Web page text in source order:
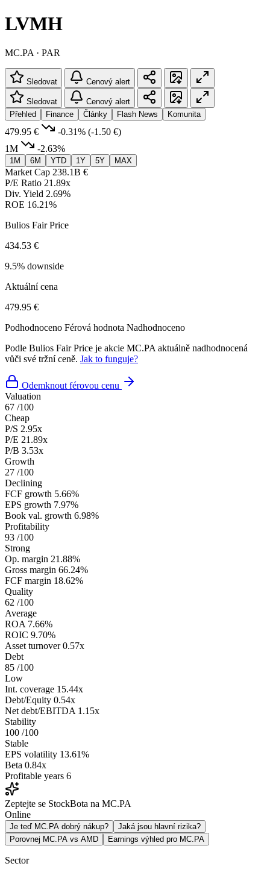
LVMH
MC.PA · PAR
Sledovat Cenový alert
Sledovat
Cenový alert
Přehled
Finance Články Flash News Komunita
479.95 € -0.31% (-1.50 €)
1M
-2.63%
1M 6M YTD 1Y 5Y MAX
Market Cap 238.1B €
P/E Ratio 21.89x
Div. Yield 2.69%
ROE 16.21%
Bulios Fair Price
434.53 €
9.5% downside
Aktuální cena
479.95 €
Podhodnoceno Férová hodnota Nadhodnoceno
Podle Bulios Fair Price je akcie MC.PA aktuálně nadhodnocená
vůči své tržní ceně. Jak to funguje?
Odemknout férovou cenu
Valuation
67 /100
Cheap
P/S 2.95x
P/E 21.89x
P/B 3.53x
Growth
27 /100
Declining
FCF growth 5.66%
EPS growth 7.97%
Book val. growth 6.98%
Profitability
93 /100
Strong
Op. margin 21.88%
Gross margin 66.24%
FCF margin 18.62%
Quality
62 /100
Average
ROA 7.66%
ROIC 9.70%
Asset turnover 0.57x
Debt
85 /100
Low
Int. coverage 15.44x
Debt/Equity 0.54x
Net debt/EBITDA 1.15x
Stability
100 /100
Stable
EPS volatility 13.61%
Beta 0.84x
Profitable years 6
Zeptejte se StockBota na MC.PA
Online
Je teď MC.PA dobrý nákup?
Jaká jsou hlavní rizika?
Porovnej MC.PA vs AMD
Earnings výhled pro MC.PA
Sector